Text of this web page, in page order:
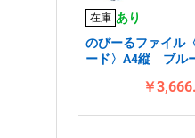
在庫 あり
のびーるファイル
ード〉A4縦 ブル
￥